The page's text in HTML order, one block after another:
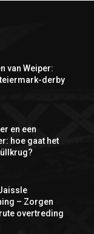
van Weiper:
derby
en een
hoe gaat het
– Zorgen
overtreding